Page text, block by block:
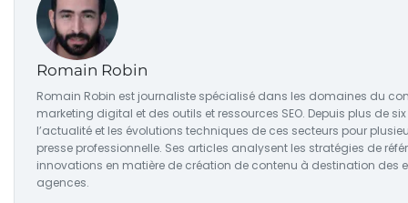
Romain Robin
Romain Robin est journaliste spécialisé dans les domaines du
marketing digital et des outils et ressources SEO. Depuis plus de
l’actualité et les évolutions techniques de ces secteurs pour
presse professionnelle. Ses articles analysent les stratégies de
innovations en matière de création de contenu à destination des
agences.